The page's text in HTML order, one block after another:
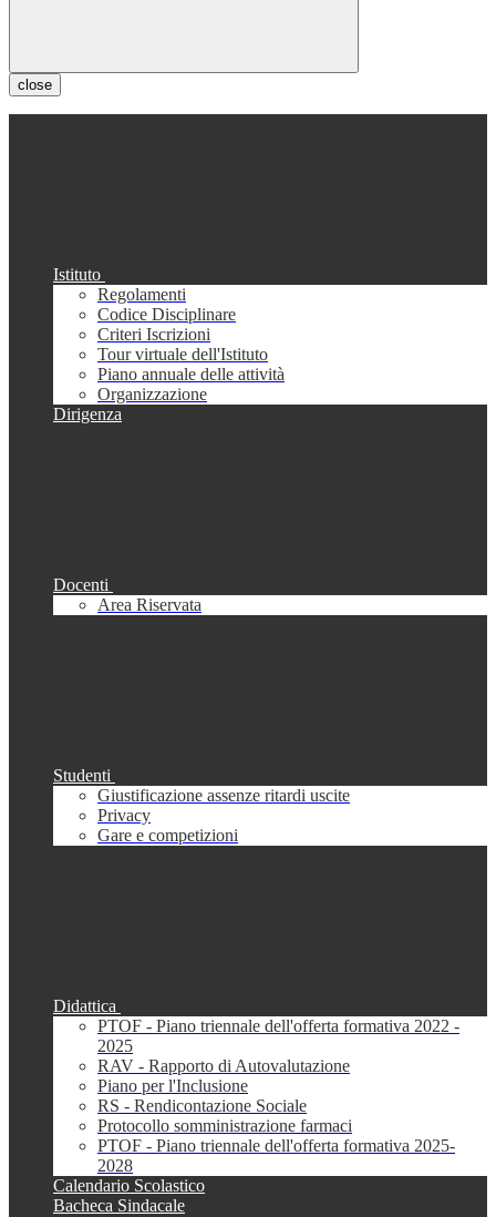
close
Istituto
Regolamenti
Codice Disciplinare
Criteri Iscrizioni
Tour virtuale dell'Istituto
Piano annuale delle attività
Organizzazione
Dirigenza
Docenti
Area Riservata
Studenti
Giustificazione assenze ritardi uscite
Privacy
Gare e competizioni
Didattica
PTOF - Piano triennale dell'offerta formativa 2022 -
2025
RAV - Rapporto di Autovalutazione
Piano per l'Inclusione
RS - Rendicontazione Sociale
Protocollo somministrazione farmaci
PTOF - Piano triennale dell'offerta formativa 2025-
2028
Calendario Scolastico
Bacheca Sindacale